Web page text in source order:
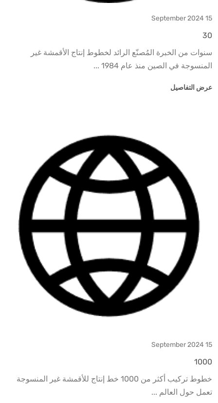
15 September 2024
30
سنوات من الخبرة المُصنّع الرائد لخطوط إنتاج الأقمشة غير
المنسوجة في الصين منذ عام 1984 ...
عرض التفاصيل
15 September 2024
1000
خطوط تركيب أكثر من 1000 خط إنتاج للأقمشة غير المنسوجة
تعمل حول العالم ...